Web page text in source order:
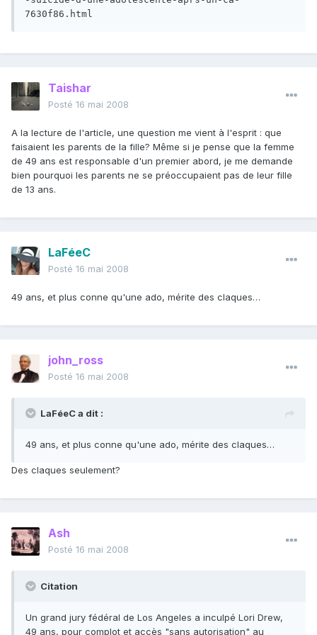
7630f86.html
Taishar
Posté 16 mai 2008
A la lecture de l'article, une question me vient à l'esprit : que
faisaient les parents de la fille? Même si je pense que la femme
de 49 ans est responsable d'un premier abord, je me demande
bien pourquoi les parents ne se préoccupaient pas de leur fille
de 13 ans.
LaFéeC
Posté 16 mai 2008
49 ans, et plus conne qu'une ado, mérite des claques…
john_ross
Posté 16 mai 2008
LaFéeC a dit :
49 ans, et plus conne qu'une ado, mérite des claques…
Des claques seulement?
Ash
Posté 16 mai 2008
Citation
Un grand jury fédéral de Los Angeles a inculpé Lori Drew,
49 ans, pour complot et accès "sans autorisation" au